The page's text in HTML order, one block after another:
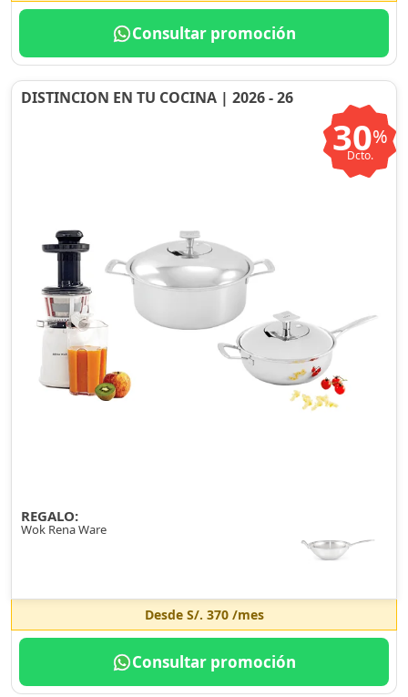
Consultar promoción
DISTINCION EN TU COCINA | 2026 - 26
30%
Dcto.
REGALO:
Wok Rena Ware
Desde S/. 370/mes
Consultar promoción